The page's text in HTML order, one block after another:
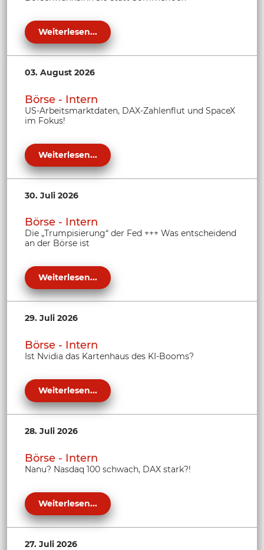
Weiterlesen...
03. August 2026
Börse - Intern
US-Arbeitsmarktdaten, DAX-Zahlenflut und SpaceX
im Fokus!
Weiterlesen...
30. Juli 2026
Börse - Intern
Die „Trumpisierung“ der Fed +++ Was entscheidend
an der Börse ist
Weiterlesen...
29. Juli 2026
Börse - Intern
Ist Nvidia das Kartenhaus des KI-Booms?
Weiterlesen...
28. Juli 2026
Börse - Intern
Nanu? Nasdaq 100 schwach, DAX stark?!
Weiterlesen...
27. Juli 2026